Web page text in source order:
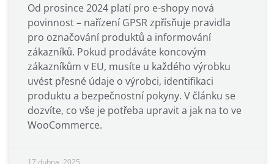
Od prosince 2024 platí pro e-shopy nová
povinnost – nařízení GPSR zpřísňuje pravidla
pro označování produktů a informování
zákazníků. Pokud prodáváte koncovým
zákazníkům v EU, musíte u každého výrobku
uvést přesné údaje o výrobci, identifikaci
produktu a bezpečnostní pokyny. V článku se
dozvíte, co vše je potřeba upravit a jak na to ve
WooCommerce.
17 dubna, 2025